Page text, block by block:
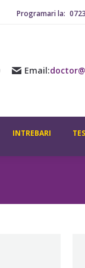
Programari la:
Email:
INTREBARI
INTREBARI